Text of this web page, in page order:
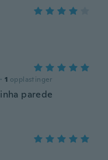
· 1 opplastinger
parede